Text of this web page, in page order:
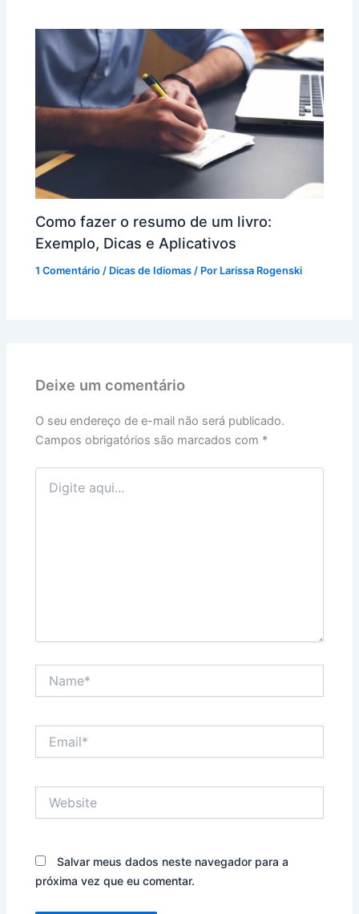
Como fazer o resumo de um livro:
Exemplo, Dicas e Aplicativos
1 Comentário / Dicas de Idiomas / Por Larissa Rogenski
Deixe um comentário
O seu endereço de e-mail não será publicado.
Campos obrigatórios são marcados com *
Digite
aqui...
Salvar meus dados neste navegador para a
próxima vez que eu comentar.